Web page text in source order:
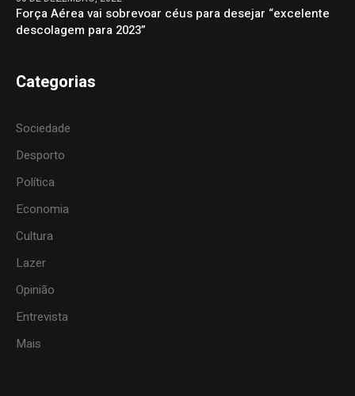
Força Aérea vai sobrevoar céus para desejar “excelente
descolagem para 2023”
Categorias
Sociedade
Desporto
Política
Economia
Cultura
Lazer
Opinião
Entrevista
Mais